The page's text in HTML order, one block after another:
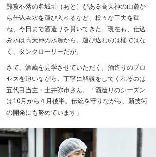
難攻不落の名城址（あと）がある高天神の山麓か
ら仕込み水を運び入れるなど、様々な工夫を重
ね、今日まで酒造りを貫いてきた。現在も、仕込
み水は高天神の水源から。運び込むのは桶ではな
く、タンクローリーだが。
さて、酒蔵を見学させていただく。酒造りのプロ
セスを追いながら、丁寧に解説をしてくれるのは
五代目当主・土井弥市さん。「酒造りのシーズン
は10月から４月後半。伝統を守りながら、新技術
の開発にも努めています」